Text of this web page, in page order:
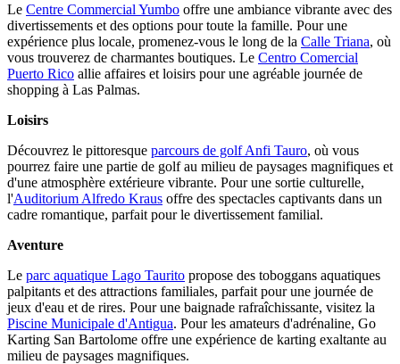
Le Centre Commercial Yumbo offre une ambiance vibrante avec des
divertissements et des options pour toute la famille. Pour une
expérience plus locale, promenez-vous le long de la Calle Triana, où
vous trouverez de charmantes boutiques. Le Centro Comercial
Puerto Rico allie affaires et loisirs pour une agréable journée de
shopping à Las Palmas.
Loisirs
Découvrez le pittoresque parcours de golf Anfi Tauro, où vous
pourrez faire une partie de golf au milieu de paysages magnifiques et
d'une atmosphère extérieure vibrante. Pour une sortie culturelle,
l'Auditorium Alfredo Kraus offre des spectacles captivants dans un
cadre romantique, parfait pour le divertissement familial.
Aventure
Le parc aquatique Lago Taurito propose des toboggans aquatiques
palpitants et des attractions familiales, parfait pour une journée de
jeux d'eau et de rires. Pour une baignade rafraîchissante, visitez la
Piscine Municipale d'Antigua. Pour les amateurs d'adrénaline, Go
Karting San Bartolome offre une expérience de karting exaltante au
milieu de paysages magnifiques.